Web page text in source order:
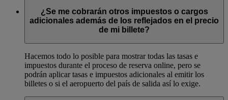
¿Se me cobrarán otros impuestos o cargos
adicionales además de los reflejados en el precio
de mi billete?
Hacemos todo lo posible para mostrar todas las tasas e
impuestos durante el proceso de reserva online, pero se
podrán aplicar tasas e impuestos adicionales al emitir los
billetes o si el aeropuerto del país de salida así lo exige.